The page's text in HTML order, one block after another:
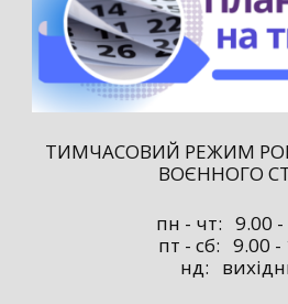
ТИМЧАСОВИЙ РЕЖИМ
ВОЄННОГО
пн - чт: 9.00 -
пт - сб: 9.00 -
нд: